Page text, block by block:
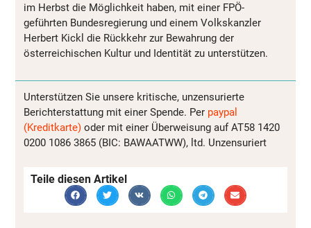
im Herbst die Möglichkeit haben, mit einer FPÖ-
geführten Bundesregierung und einem Volkskanzler
Herbert Kickl die Rückkehr zur Bewahrung der
österreichischen Kultur und Identität zu unterstützen.
Unterstützen Sie unsere kritische, unzensurierte
Berichterstattung mit einer Spende. Per paypal
(Kreditkarte) oder mit einer Überweisung auf AT58 1420
0200 1086 3865 (BIC: BAWAATWW), ltd. Unzensuriert
Teile diesen Artikel